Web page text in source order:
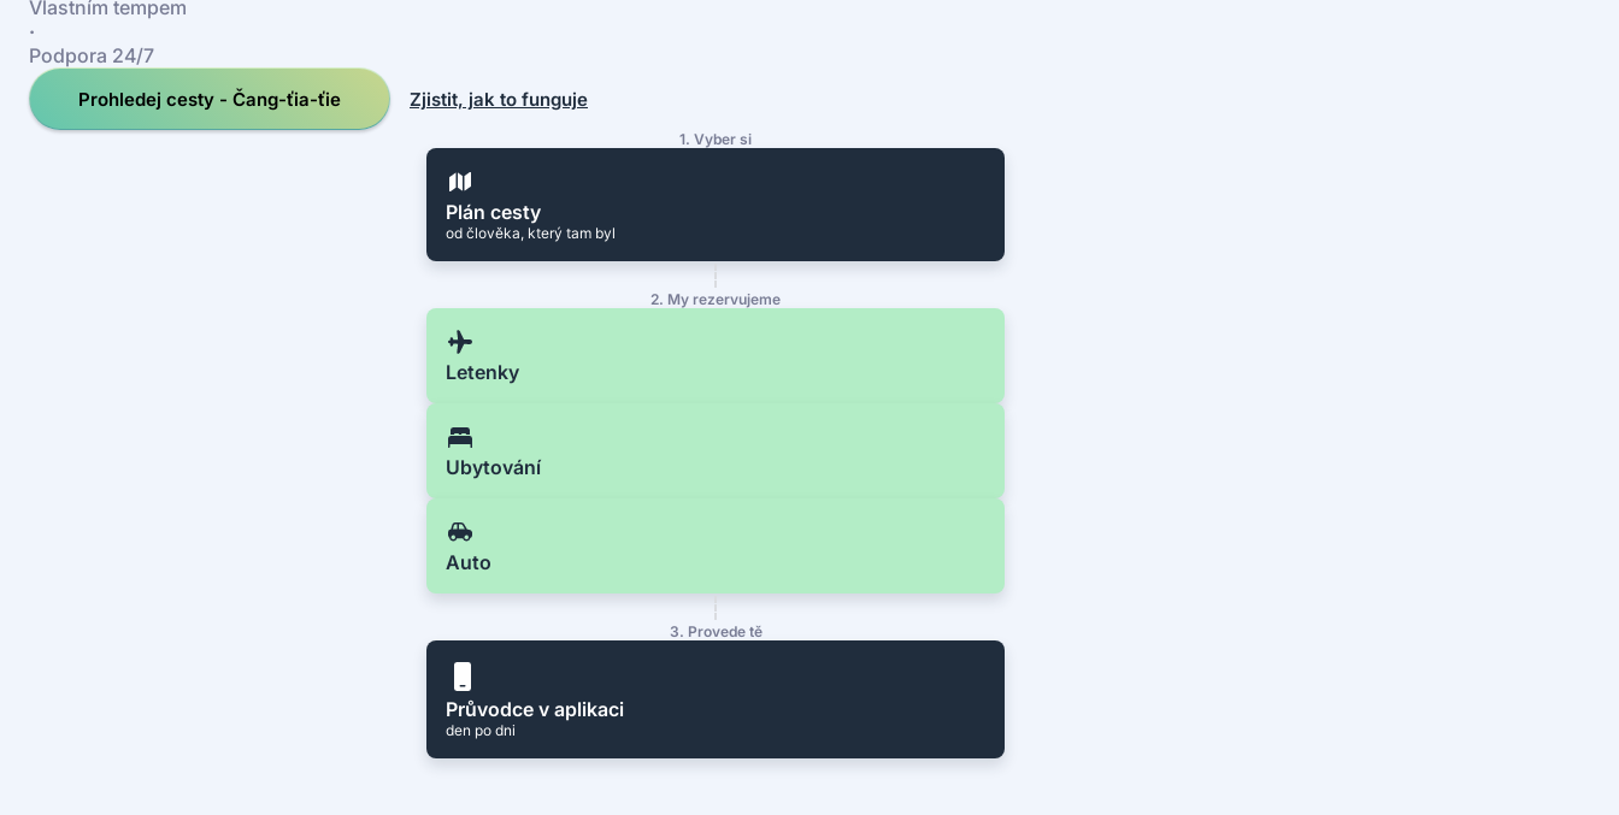
Vlastním tempem
·
Podpora 24/7
Prohledej cesty - Čang-ťia-ťie Zjistit, jak to funguje
1. Vyber si
Plán cesty
od člověka, který tam byl
2. My rezervujeme
Letenky
Ubytování
Auto
3. Provede tě
Průvodce v aplikaci
den po dni